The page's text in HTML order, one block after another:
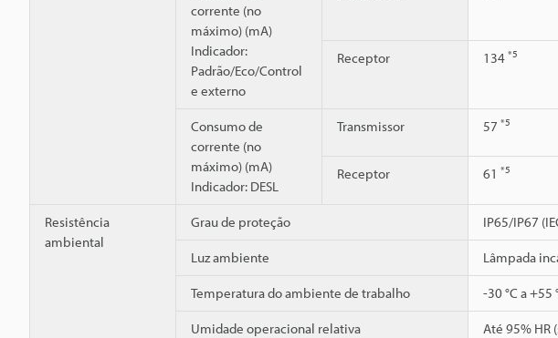
corrente (no
máximo) (mA)
Indicador:
Padrão/Eco/Control
e externo
Receptor 134 *5
Consumo de
corrente (no
máximo) (mA)
Indicador: DESL
Transmissor 57 *5
Receptor 61 *5
Resistência
ambiental
Grau de proteção IP65/IP67
Luz ambiente Lâmpada
Temperatura do ambiente de trabalho -30 °C a +55
Umidade operacional relativa Até 95% HR